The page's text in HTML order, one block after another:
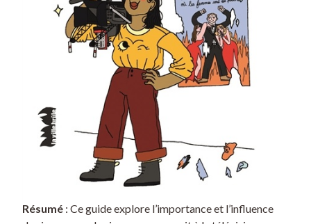
Résumé : Ce guide explore l’importance et l’influence